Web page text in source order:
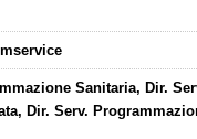
Sanitaria, Dir.
Dir. Serv.